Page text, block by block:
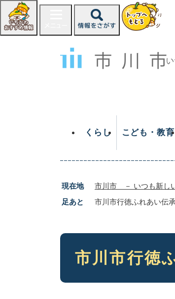
ジ
くらし こども・教育
現在地 市川市 － いつも新し
足あと
市川市行徳ふれあい伝
本
市川市行徳